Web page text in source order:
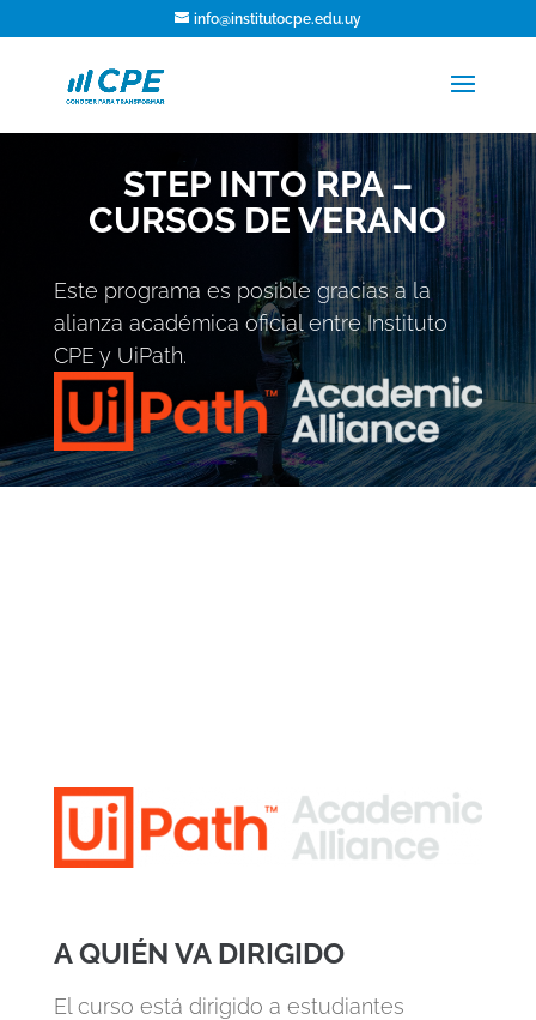
info@institutocpe.edu.uy
STEP INTO RPA –
CURSOS DE VERANO
Este programa es posible gracias a la
alianza académica oficial entre Instituto
CPE y UiPath.
A QUIÉN VA DIRIGIDO
El curso está dirigido a estudiantes